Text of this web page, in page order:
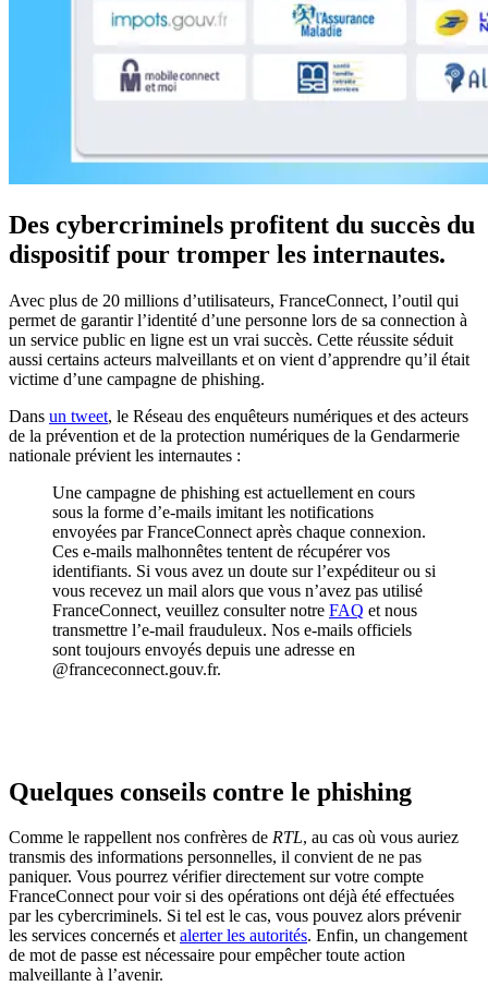
Des cybercriminels profitent du succès du
dispositif pour tromper les internautes.
Avec plus de 20 millions d’utilisateurs, FranceConnect, l’outil qui
permet de garantir l’identité d’une personne lors de sa connection à
un service public en ligne est un vrai succès. Cette réussite séduit
aussi certains acteurs malveillants et on vient d’apprendre qu’il était
victime d’une campagne de phishing.
Dans un tweet, le Réseau des enquêteurs numériques et des acteurs
de la prévention et de la protection numériques de la Gendarmerie
nationale prévient les internautes :
Une campagne de phishing est actuellement en cours
sous la forme d’e-mails imitant les notifications
envoyées par FranceConnect après chaque connexion.
Ces e-mails malhonnêtes tentent de récupérer vos
identifiants. Si vous avez un doute sur l’expéditeur ou si
vous recevez un mail alors que vous n’avez pas utilisé
FranceConnect, veuillez consulter notre FAQ et nous
transmettre l’e-mail frauduleux. Nos e-mails officiels
sont toujours envoyés depuis une adresse en
@franceconnect.gouv.fr.
Quelques conseils contre le phishing
Comme le rappellent nos confrères de RTL, au cas où vous auriez
transmis des informations personnelles, il convient de ne pas
paniquer. Vous pourrez vérifier directement sur votre compte
FranceConnect pour voir si des opérations ont déjà été effectuées
par les cybercriminels. Si tel est le cas, vous pouvez alors prévenir
les services concernés etalerter les autorités. Enfin, un changement
de mot de passe est nécessaire pour empêcher toute action
malveillante à l’avenir.